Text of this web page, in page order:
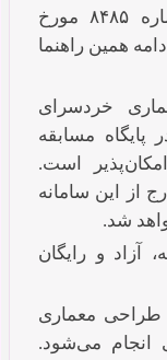
بودجه کشور (پیوست بخشنامه شماره ۸۴۸۵ مورخ
ادامه همین راهنما
خردسرای
پایگاه مسابقه
است.
از این سامانه
شد.
آزاد و رایگان
طراحی معماری
می‌شود.